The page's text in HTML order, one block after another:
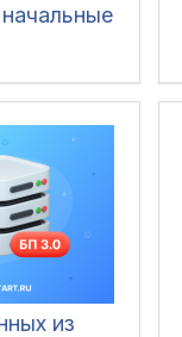
из